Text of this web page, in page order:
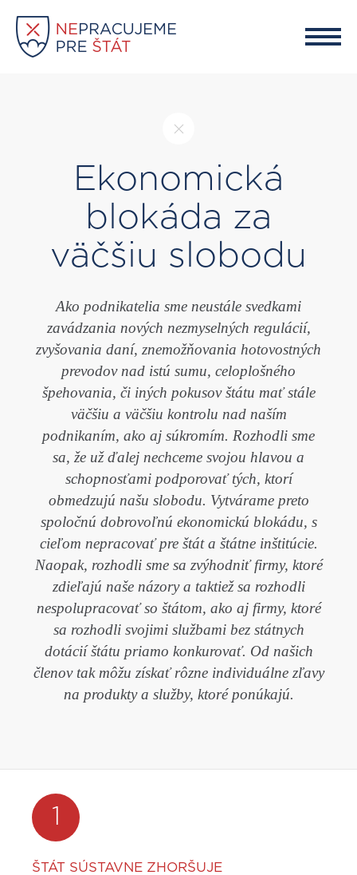
Ekonomická
blokáda za
väčšiu slobodu
Ako podnikatelia sme neustále svedkami
zavádzania nových nezmyselných regulácií,
zvyšovania daní, znemožňovania hotovostných
prevodov nad istú sumu, celoplošného
špehovania, či iných pokusov štátu mať stále
väčšiu a väčšiu kontrolu nad naším
podnikaním, ako aj súkromím. Rozhodli sme
sa, že už ďalej nechceme svojou hlavou a
schopnosťami podporovať tých, ktorí
obmedzujú našu slobodu. Vytvárame preto
spoločnú dobrovoľnú ekonomickú blokádu, s
cieľom nepracovať pre štát a štátne inštitúcie.
Naopak, rozhodli sme sa zvýhodniť firmy, ktoré
zdieľajú naše názory a taktiež sa rozhodli
nespolupracovať so štátom, ako aj firmy, ktoré
sa rozhodli svojimi službami bez státnych
dotácií štátu priamo konkurovať. Od našich
členov tak môžu získať rôzne individuálne zľavy
na produkty a služby, ktoré ponúkajú.
1
ŠTÁT SÚSTAVNE ZHORŠUJE